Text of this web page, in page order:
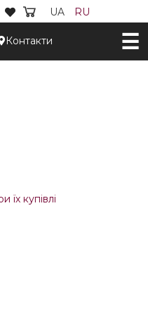
UA RU
Контакти
купівлі